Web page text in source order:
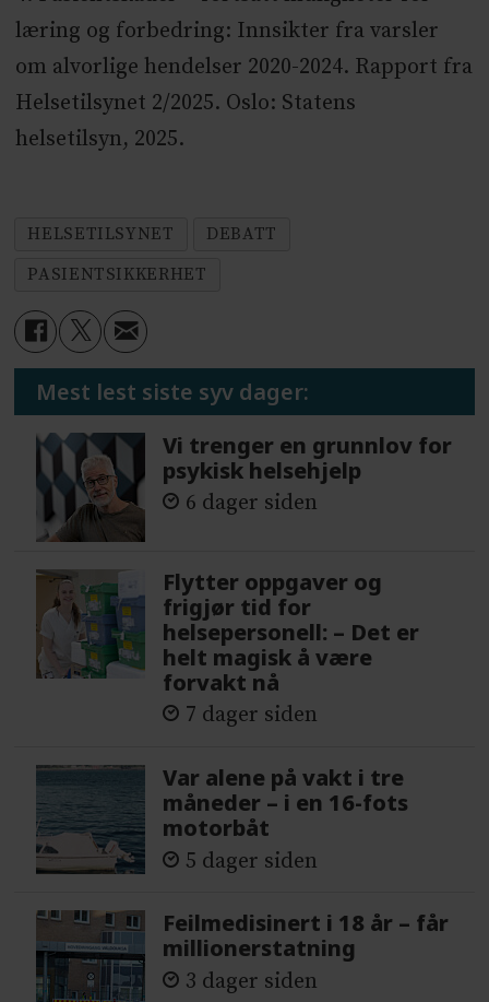
læring og forbedring: Innsikter fra varsler
om alvorlige hendelser 2020-2024. Rapport fra
Helsetilsynet 2/2025. Oslo: Statens
helsetilsyn, 2025.
HELSETILSYNET
DEBATT
PASIENTSIKKERHET
Mest lest siste syv dager:
Vi trenger en grunnlov for
psykisk helsehjelp
6 dager siden
Flytter oppgaver og
frigjør tid for
helsepersonell: – Det er
helt magisk å være
forvakt nå
7 dager siden
Var alene på vakt i tre
måneder – i en 16-fots
motorbåt
5 dager siden
Feilmedisinert i 18 år – får
millionerstatning
3 dager siden